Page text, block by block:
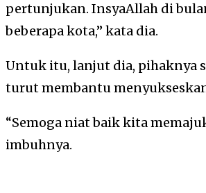
pertunjukan. InsyaAllah di
beberapa kota,” kata dia.
Untuk itu, lanjut dia, pihaknya
turut membantu
“Semoga niat baik kita
imbuhnya.